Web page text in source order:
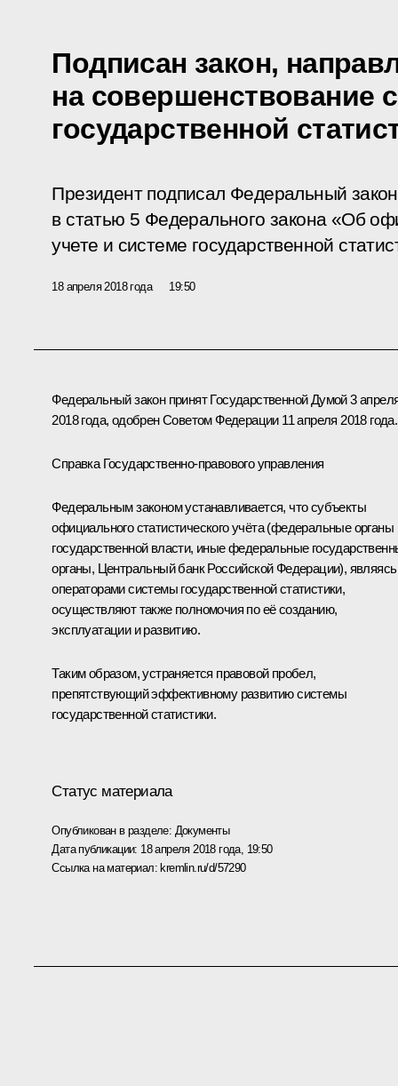
Подписан закон,
на совершенствование
государственной
Президент подписал Федеральный
в статью 5 Федерального закона «Об
учете и системе государственной
18 апреля 2018 года 19:50
Федеральный закон принят Государственной Думой 3
2018 года, одобрен Советом Федерации 11 апреля 2018 года.
Справка Государственно-правового управления
Федеральным законом устанавливается, что субъекты
официального статистического учёта (федеральные органы
государственной власти, иные федеральные
органы, Центральный банк Российской Федерации), являясь
операторами системы государственной статистики,
осуществляют также полномочия по её созданию,
эксплуатации и развитию.
Таким образом, устраняется правовой пробел,
препятствующий эффективному развитию системы
государственной статистики.
Статус материала
Опубликован в разделе: Документы
Дата публикации: 18 апреля 2018 года, 19:50
Ссылка на материал: kremlin.ru/d/57290